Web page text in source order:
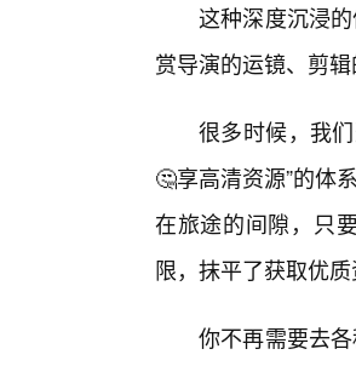
这种深度沉浸
赏导演的运镜、剪
很多时候，我
🤔享高清资源”的体
在旅途的间隙，只
限，抹平了获取优质
你不再需要去